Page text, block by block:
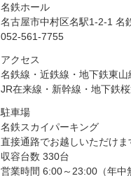
名鉄ホール
名古屋市中村区名駅1-2-1 名
052-561-7755
アクセス
名鉄線・近鉄線・地下鉄東
JR在来線・新幹線・地下鉄
駐車場
名鉄スカイパーキング
直接通路でお越しいただけま
収容台数 330台
営業時間 6:00～23:00（年中